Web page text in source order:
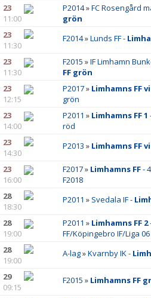
23
11:00
P2014»FC Rosengård
grön
23
11:30
F2014»Lunds FF -
23
11:30
F2015 »IF Limhamn
FF grön
23
12:15
P2017» Limhamns FF
grön
23
14:00
P2011 » Limhamns FF 1
röd
23
14:30
P2013 » Limhamns FF
23
16:00
F2017» Limhamns FF-
F2018
28
18:30
P2011 » Svedala IF -
28
19:00
P2011 » Limhamns FF 2
FF/Köpingebro IF/Liga 06
28
19:00
A-lag»Kvarnby IK -
29
09:15
F2015 » Limhamns FF